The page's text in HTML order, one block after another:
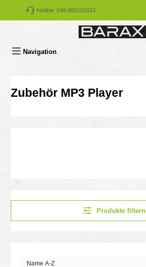
Zum Hauptinhalt springen
Hotline: 040-882159333
Navigation
Zubehör MP3 Player
Produkte filtern